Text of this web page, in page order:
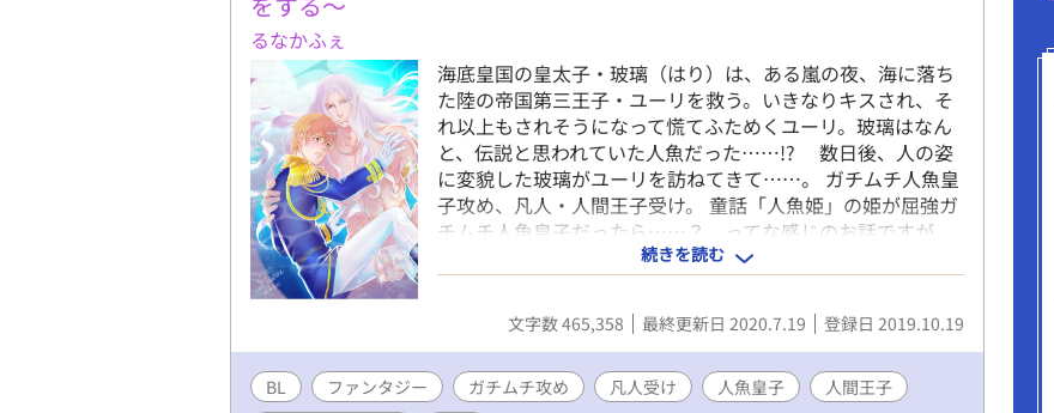
るなかふぇ
海底皇国の皇太子・玻璃（はり）は、ある嵐の夜、海に落ち
た陸の帝国第三王子・ユーリを救う。いきなりキスされ、そ
れ以上もされそうになって慌てふためくユーリ。玻璃はなん
と、伝説と思われていた人魚だった……!? 数日後、人の姿
に変貌した玻璃がユーリを訪ねてきて……。 ガチムチ人魚皇
子攻め、凡人・人間王子受け。 童話「人魚姫」の姫が屈強ガ
チムチ人魚皇子だったら……？ ってな感じのお話ですが、
似ているのは冒頭だけだと思われます。 コメディ部分多めで
すが、一応シリアスストーリー。お楽しみいただけましたら
幸いです。 ※Ｒ１８シーンには、サブタイトルに（※）、Ｒ
１５残酷シーンには（※※）をつけていきます。
続きを読む
文字数 465,358 最終更新日 2020.7.19 登録日 2019.10.19
BL ファンタジー ガチムチ攻め 凡人受け 人魚皇子
人間王子